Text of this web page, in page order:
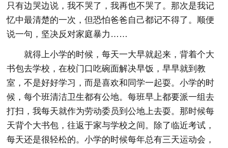
只有边哭边说，我不哭了，我再也不哭了。那次是我记
忆中最清楚的一次，但恐怕爸爸自己都记不得了。顺便
说一句，坚决反对家庭暴力……
就得上小学的时候，每天一大早就起来，背着个大
书包去学校，在校门口吃碗面解决早饭，早早就到教
室，不是好好学习，而是喜欢和同学一起耍。小学的时
候，每个班清洁卫生都有公地。每班早上都要派一组去
打扫，我每天就作为劳动委员到公地上去耍。那时候每
天背个大书包，往返于家与学校之间。除了临近考试，
每天还是很轻松的。小学的时候每年总有三天运动会，